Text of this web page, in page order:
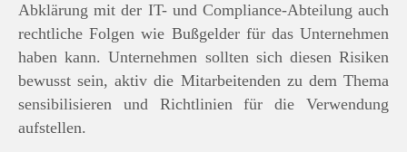
Abklärung mit der IT- und Compliance-Abteilung auch
rechtliche Folgen wie Bußgelder für das Unternehmen
haben kann. Unternehmen sollten sich diesen Risiken
bewusst sein, aktiv die Mitarbeitenden zu dem Thema
sensibilisieren und Richtlinien für die Verwendung
aufstellen.